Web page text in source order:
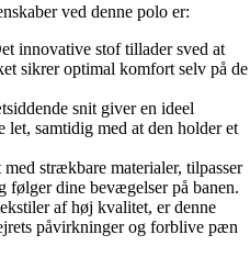
ved denne polo er:
innovative stof tillader sved at
sikrer optimal komfort selv på de
snit giver en ideel
samtidig med at den holder et
med strækbare materialer, tilpasser
følger dine bevægelser på banen.
af høj kvalitet, er denne
påvirkninger og forblive pæn